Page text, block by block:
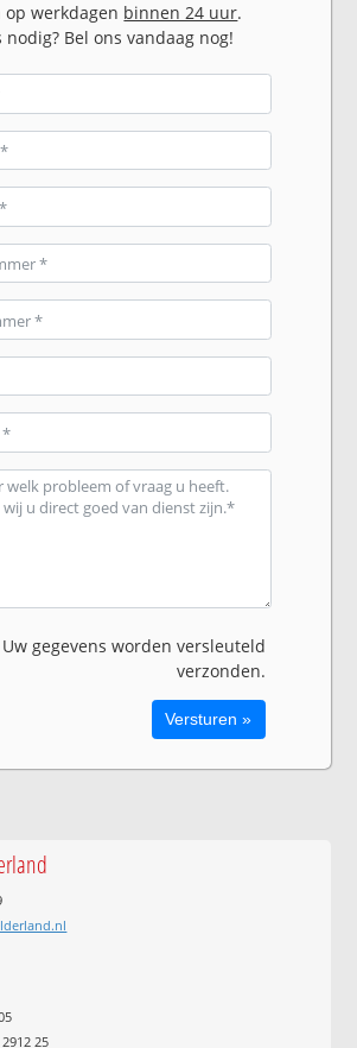
werkdagen binnen 24 uur.
nodig? Bel ons vandaag nog!
gegevens worden versleuteld
verzonden.
25